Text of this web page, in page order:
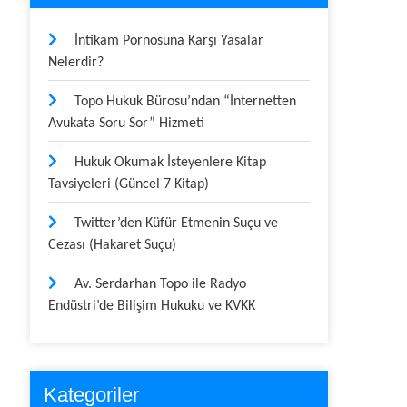
İntikam Pornosuna Karşı Yasalar
Nelerdir?
Topo Hukuk Bürosu’ndan “İnternetten
Avukata Soru Sor” Hizmeti
Hukuk Okumak İsteyenlere Kitap
Tavsiyeleri (Güncel 7 Kitap)
Twitter’den Küfür Etmenin Suçu ve
Cezası (Hakaret Suçu)
Av. Serdarhan Topo ile Radyo
Endüstri’de Bilişim Hukuku ve KVKK
Kategoriler